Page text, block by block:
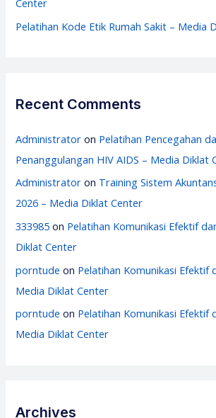
Pelatihan Kode Etik Rumah Sakit – Media
Recent Comments
Administrator on Pelatihan Pencegahan
Penanggulangan HIV AIDS – Media Diklat
Administrator on Training Sistem
2026 – Media Diklat Center
333985 on Pelatihan Komunikasi Efektif
Diklat Center
porntude on Pelatihan Komunikasi Efektif
Media Diklat Center
porntude on Pelatihan Komunikasi Efektif
Media Diklat Center
Archives